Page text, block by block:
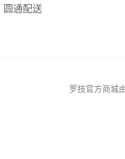
圆通配送
罗技官方商城